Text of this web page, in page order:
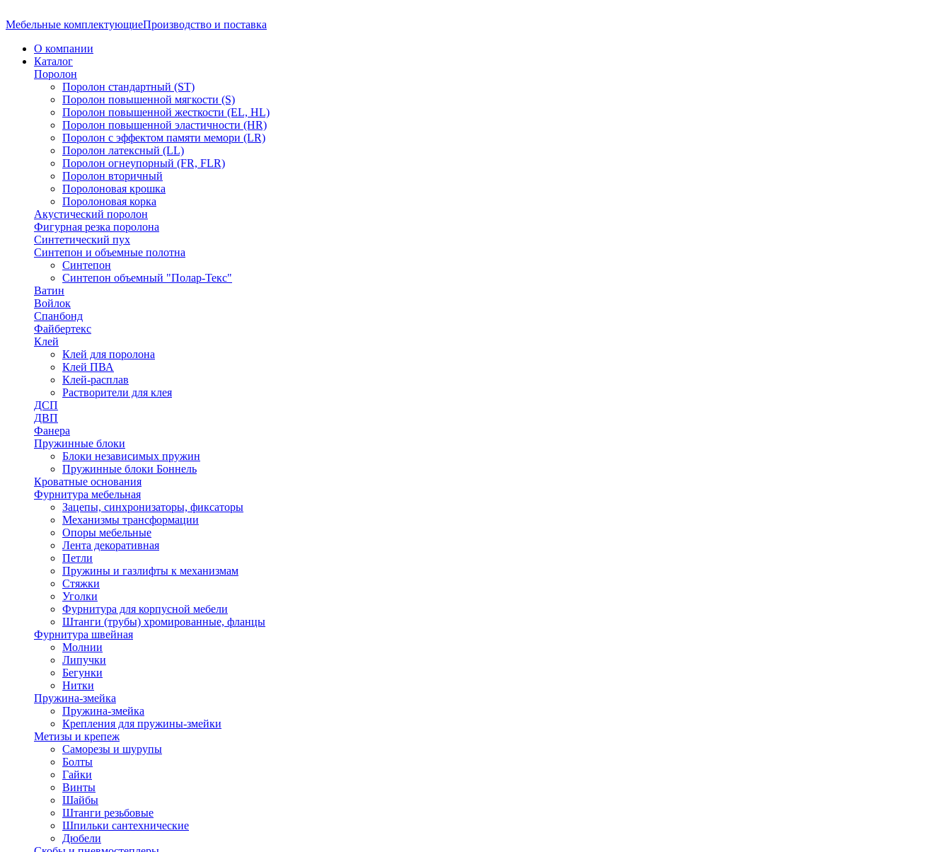
Мебельные комплектующиеПроизводство и поставка
О компании
Каталог
Поролон
Поролон стандартный (ST)
Поролон повышенной мягкости (S)
Поролон повышенной жесткости (EL, HL)
Поролон повышенной эластичности (HR)
Поролон с эффектом памяти мемори (LR)
Поролон латексный (LL)
Поролон огнеупорный (FR, FLR)
Поролон вторичный
Поролоновая крошка
Поролоновая корка
Акустический поролон
Фигурная резка поролона
Синтетический пух
Синтепон и объемные полотна
Синтепон
Синтепон объемный "Полар-Текс"
Ватин
Войлок
Спанбонд
Файбертекс
Клей
Клей для поролона
Клей ПВА
Клей-расплав
Растворители для клея
ДСП
ДВП
Фанера
Пружинные блоки
Блоки независимых пружин
Пружинные блоки Боннель
Кроватные основания
Фурнитура мебельная
Зацепы, синхронизаторы, фиксаторы
Механизмы трансформации
Опоры мебельные
Лента декоративная
Петли
Пружины и газлифты к механизмам
Стяжки
Уголки
Фурнитура для корпусной мебели
Штанги (трубы) хромированные, фланцы
Фурнитура швейная
Молнии
Липучки
Бегунки
Нитки
Пружина-змейка
Пружина-змейка
Крепления для пружины-змейки
Метизы и крепеж
Саморезы и шурупы
Болты
Гайки
Винты
Шайбы
Штанги резьбовые
Шпильки сантехнические
Дюбели